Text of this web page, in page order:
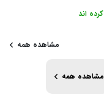
مشاهده همه
مشاهده همه